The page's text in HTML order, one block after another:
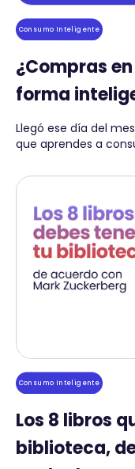
Consumo Inteligente
¿Compras
forma
Llegó ese día del
que aprendes a
Consumo Inteligente
Los 8 libros
biblioteca,